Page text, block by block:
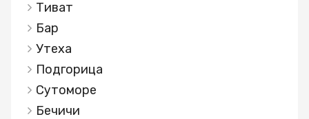
самых низких в Европе (9%) налогом на доходы
физических и юридических лиц.
Неприкосновенность прав собственности,
нулевая ставка налога на наследство, низкая
ставка налога (3%) на передачу прав
собственности другим лицам, большие
налоговые льготы в сфере морского туризма –
Тиват
Бар
Утеха
Подгорица
Сутоморе
Бечичи